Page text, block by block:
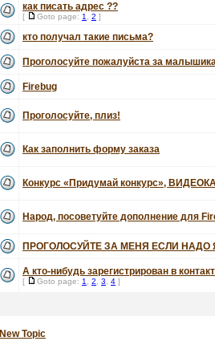
как писать адрес ??
[ Goto page: 1 2 ]
кто получал такие письма?
Проголосуйте пожалуйста за
Firebug
Проголосуйте, плиз!
Как заполнить форму заказа
Конкурс «Придумай конкурс»,
Народ, посоветуйте дополнение для
ПРОГОЛОСУЙТЕ ЗА МЕНЯ ЕСЛИ НАДО
А кто-нибудь зарегистрирован в
[ Goto page: 1 2 3 4 ]
New Topic